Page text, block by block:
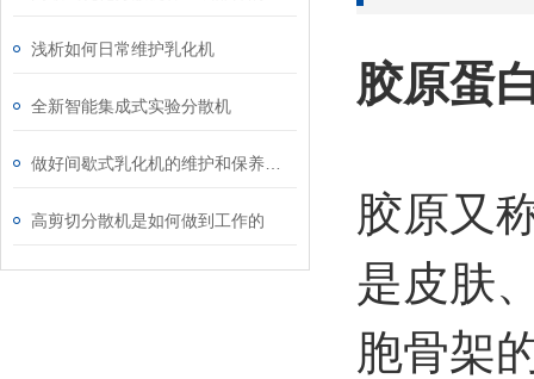
浅析如何日常维护乳化机
全新智能集成式实验分散机
高剪切分散机是如何做到工作的
胶原蛋
胶原又
是皮肤
胞骨架